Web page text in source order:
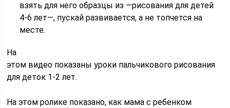
взять для него образцы из —рисования для детей
4-6 лет—, пускай развивается, а не топчется на
месте.
На
этом видео показаны уроки пальчикового рисования
для деток 1-2 лет.
На этом ролике показано, как мама с ребенком